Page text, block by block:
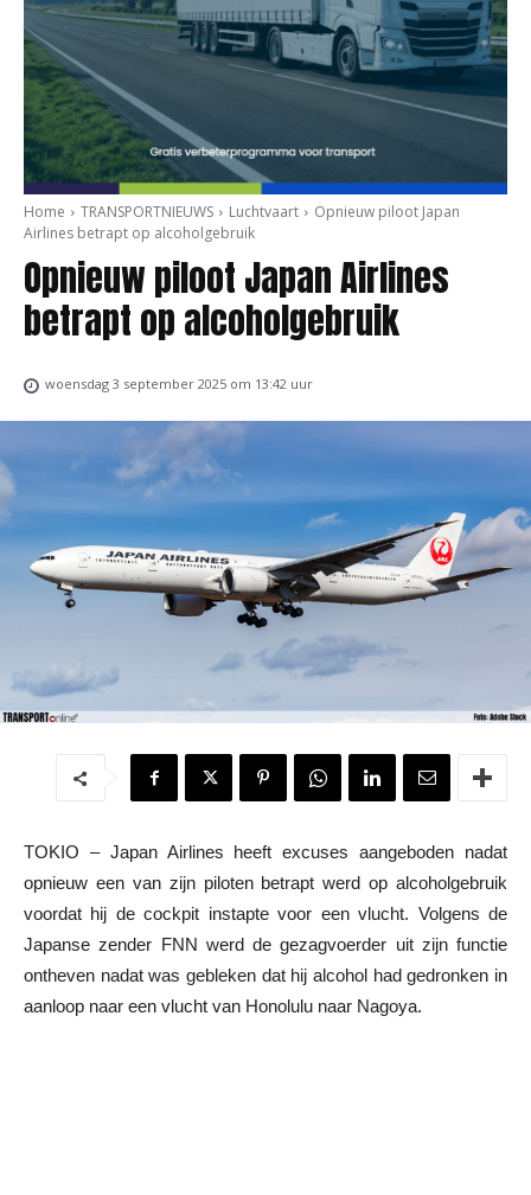
Home TRANSPORTNIEUWS Luchtvaart
Opnieuw piloot Japan
Airlines betrapt op alcoholgebruik
Opnieuw piloot Japan Airlines
betrapt op alcoholgebruik
woensdag 3 september 2025 om 13:42 uur
TOKIO – Japan Airlines heeft excuses aangeboden nadat
opnieuw een van zijn piloten betrapt werd op alcoholgebruik
voordat hij de cockpit instapte voor een vlucht. Volgens de
Japanse zender FNN werd de gezagvoerder uit zijn functie
ontheven nadat was gebleken dat hij alcohol had gedronken in
aanloop naar een vlucht van Honolulu naar Nagoya.